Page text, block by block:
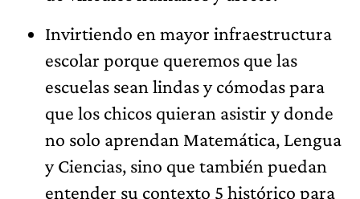
Invirtiendo en mayor infraestructura
escolar porque queremos que las
escuelas sean lindas y cómodas para
que los chicos quieran asistir y donde
no solo aprendan Matemática, Lengua
y Ciencias, sino que también puedan
entender su contexto 5 histórico para